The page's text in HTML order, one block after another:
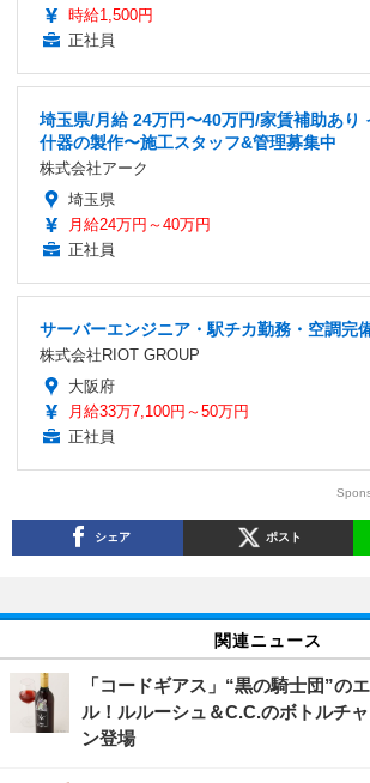
時給1,500円
正社員
埼玉県/月給 24万円〜40万円/家賃補助あり
什器の製作〜施工スタッフ&管理募集中
株式会社アーク
埼玉県
月給24万円～40万円
正社員
サーバーエンジニア・駅チカ勤務・空調完
株式会社RIOT GROUP
大阪府
月給33万7,100円～50万円
正社員
シェア ポスト
関連ニュース
「コードギアス」“黒の騎士団”の
ル！ルルーシュ＆C.C.のボトルチ
ン登場